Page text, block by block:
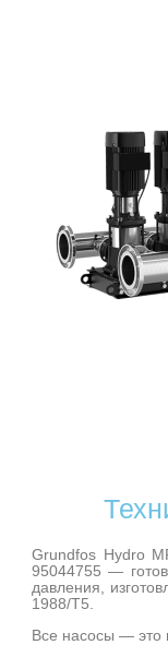
Grundfos Hydro
95044755 —
давления,
1988/T5.
Все насосы — это